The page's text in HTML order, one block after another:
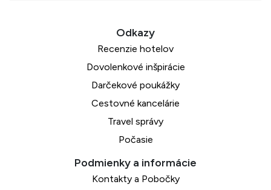
Recenzie hotelov
Dovolenkové inšpirácie
Darčekové poukážky
Cestovné kancelárie
Travel správy
Počasie
Kontakty a Pobočky